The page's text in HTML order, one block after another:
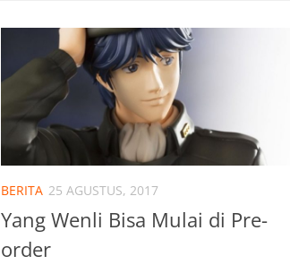
BERITA 25 AGUSTUS, 2017
Yang Wenli Bisa Mulai di Pre-
order